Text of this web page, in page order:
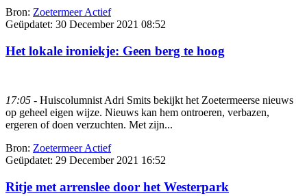
Bron: Zoetermeer Actief
Geüpdatet: 30 December 2021 08:52
Het lokale ironiekje: Geen berg te hoog
17:05 - Huiscolumnist Adri Smits bekijkt het Zoetermeerse nieuws
op geheel eigen wijze. Nieuws kan hem ontroeren, verbazen,
ergeren of doen verzuchten. Met zijn...
Bron: Zoetermeer Actief
Geüpdatet: 29 December 2021 16:52
Ritje met arrenslee door het Westerpark